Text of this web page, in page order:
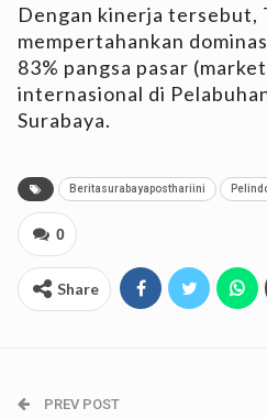
Dengan kinerja tersebut,
mempertahankan
83% pangsa pasar
internasional di
Surabaya.
Beritasurabayaposthariini
0
Share
PREV POST